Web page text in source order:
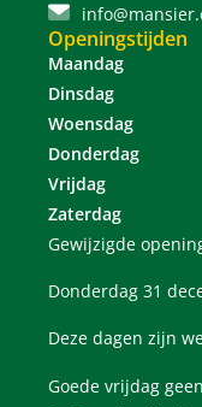
Openingstijden
Maandag
Dinsdag
Woensdag
Donderdag
Vrijdag
Zaterdag
Gewijzigde
Donderdag 31
Deze dagen zijn
Goede vrijdag